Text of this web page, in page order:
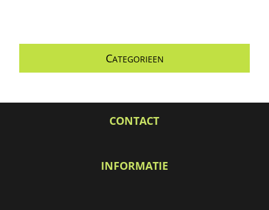
CATEGORIEEN
CONTACT
INFORMATIE